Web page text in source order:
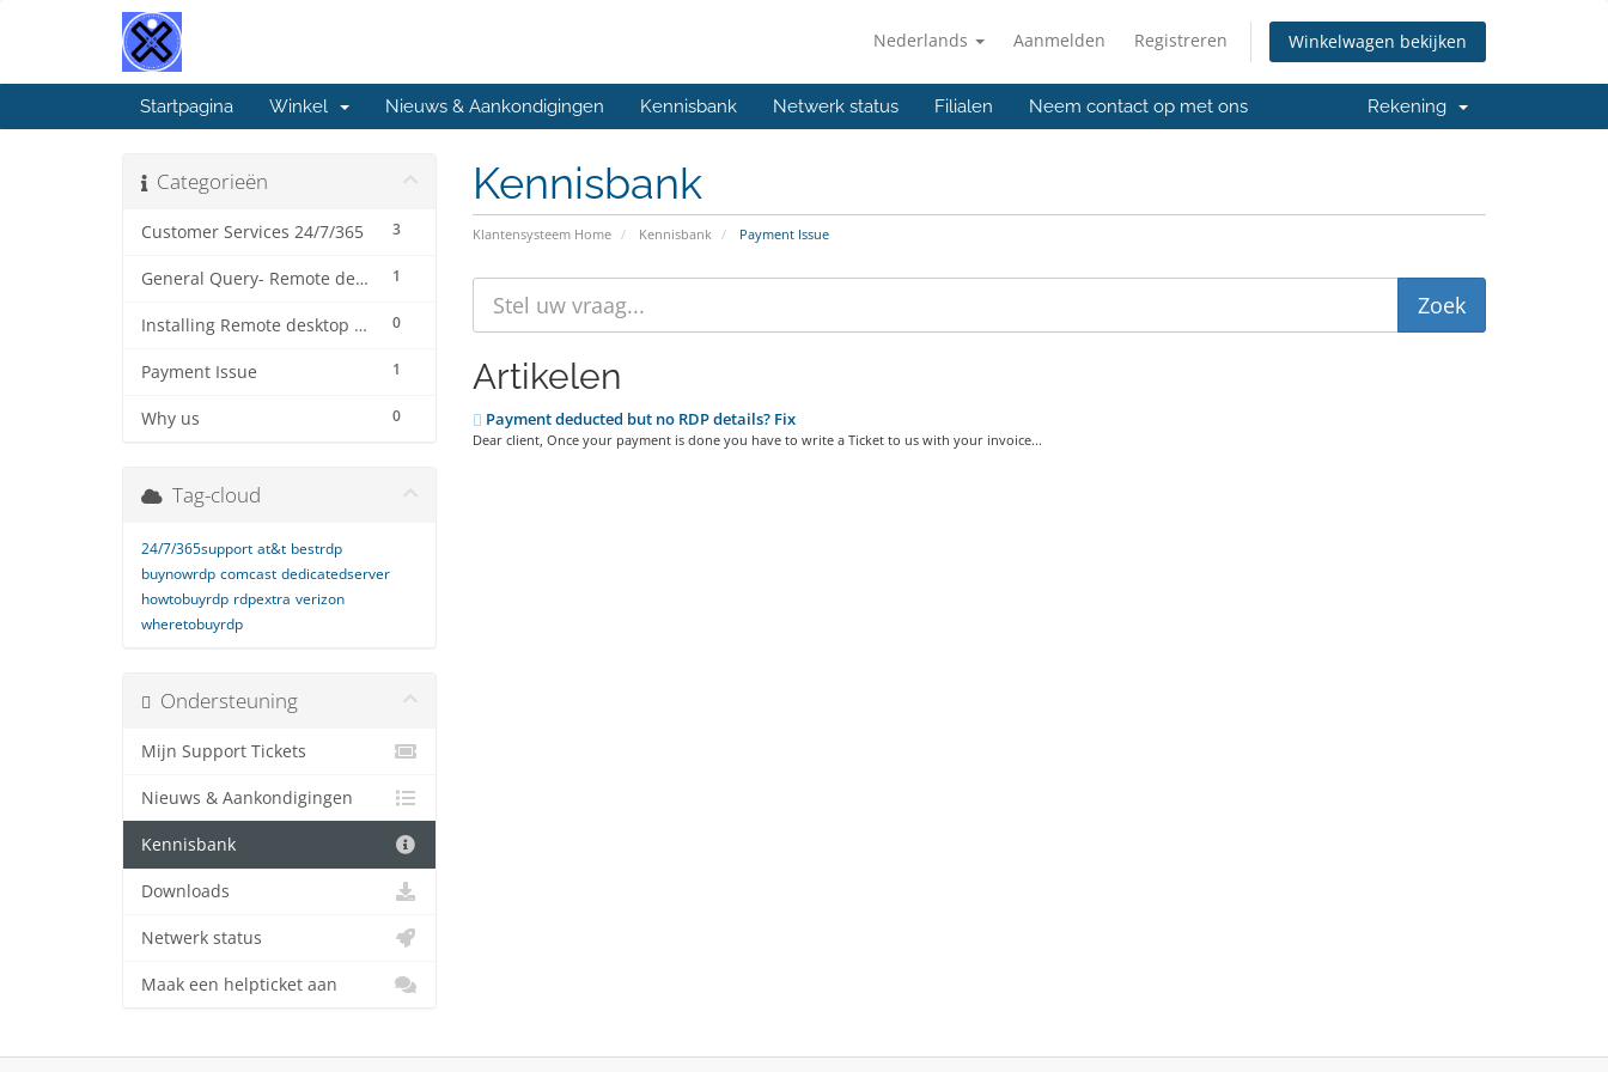
Nederlands Aanmelden Registreren Winkelwagen bekijken
Startpagina Winkel Nieuws & Aankondigingen Kennisbank Netwerk status Filialen Neem contact op met ons Rekening
Kennisbank
Klantensysteem Home Kennisbank Payment Issue
Categorieën
3
Customer Services 24/7/365
1
General Query- Remote desktop connection protocol (beginner).
0
Installing Remote desktop connection for MAC ( step by step)
1
Payment Issue
0
Why us
Artikelen
Payment deducted but no RDP details? Fix
Dear client, Once your payment is done you have to write a Ticket to us with your invoice...
Tag-cloud
24/7/365support at&t bestrdp
buynowrdp comcast dedicatedserver
howtobuyrdp rdpextra verizon
wheretobuyrdp
Ondersteuning
Mijn Support Tickets
Nieuws & Aankondigingen
Kennisbank
Downloads
Netwerk status
Maak een helpticket aan